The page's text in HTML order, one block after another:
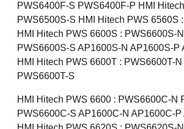
PWS6400F-S PWS6400F-P HMI
PWS6500S-S HMI Hitech PWS 6560S
HMI Hitech PWS 6600S : PWS6600S-
PWS6600S-S AP1600S-N AP1600S-P
HMI Hitech PWS 6600T : PWS6600T-
PWS6600T-S
HMI Hitech PWS 6600 : PWS6600C-N
PWS6600C-S AP1600C-N AP1600C-P